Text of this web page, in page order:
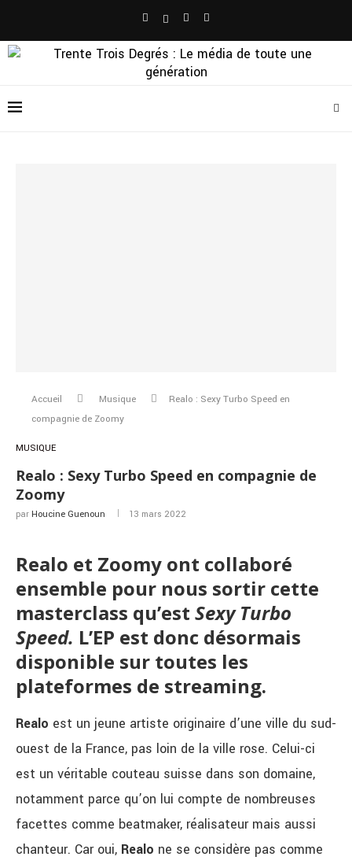
Accueil Musique
Realo : Sexy Turbo Speed en
compagnie de Zoomy
MUSIQUE
Realo : Sexy Turbo Speed en compagnie de
Zoomy
par Houcine Guenoun 13 mars 2022
Realo et Zoomy ont collaboré
ensemble pour nous sortir cette
masterclass qu’est Sexy Turbo
Speed. L’EP est donc désormais
disponible sur toutes les
plateformes de streaming.
Realo est un jeune artiste originaire d’une ville du sud-
ouest de la France, pas loin de la ville rose. Celui-ci
est un véritable couteau suisse dans son domaine,
notamment parce qu’on lui compte de nombreuses
facettes comme beatmaker, réalisateur mais aussi
chanteur. Car oui, Realo ne se considère pas comme